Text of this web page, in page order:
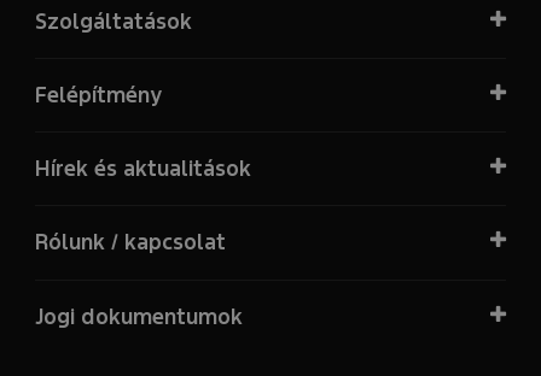
Szolgáltatások
Felépítmény
Hírek és aktualitások
Rólunk / kapcsolat
Jogi dokumentumok